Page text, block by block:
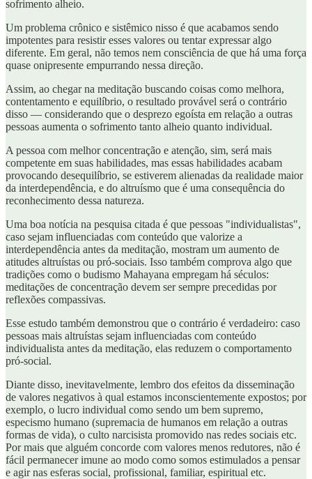
sofrimento alheio.
Um problema crônico e sistêmico nisso é que acabamos sendo
impotentes para resistir esses valores ou tentar expressar algo
diferente. Em geral, não temos nem consciência de que há uma força
quase onipresente empurrando nessa direção.
Assim, ao chegar na meditação buscando coisas como melhora,
contentamento e equilíbrio, o resultado provável será o contrário
disso — considerando que o desprezo egoísta em relação a outras
pessoas aumenta o sofrimento tanto alheio quanto individual.
A pessoa com melhor concentração e atenção, sim, será mais
competente em suas habilidades, mas essas habilidades acabam
provocando desequilíbrio, se estiverem alienadas da realidade maior
da interdependência, e do altruísmo que é uma consequência do
reconhecimento dessa natureza.
Uma boa notícia na pesquisa citada é que pessoas "individualistas",
caso sejam influenciadas com conteúdo que valorize a
interdependência antes da meditação, mostram um aumento de
atitudes altruístas ou pró-sociais. Isso também comprova algo que
tradições como o budismo Mahayana empregam há séculos:
meditações de concentração devem ser sempre precedidas por
reflexões compassivas.
Esse estudo também demonstrou que o contrário é verdadeiro: caso
pessoas mais altruístas sejam influenciadas com conteúdo
individualista antes da meditação, elas reduzem o comportamento
pró-social.
Diante disso, inevitavelmente, lembro dos efeitos da disseminação
de valores negativos à qual estamos inconscientemente expostos; por
exemplo, o lucro individual como sendo um bem supremo,
especismo humano (supremacia de humanos em relação a outras
formas de vida), o culto narcisista promovido nas redes sociais etc.
Por mais que alguém concorde com valores menos redutores, não é
fácil permanecer imune ao modo como somos estimulados a pensar
e agir nas esferas social, profissional, familiar, espiritual etc.